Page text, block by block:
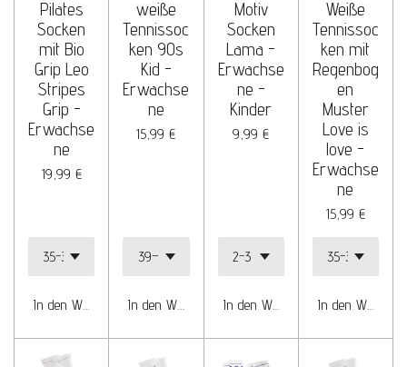
Pilates
Socken
mit Bio
Grip Leo
Stripes
Grip -
Erwachse
ne
19,99 €
In den Warenkorb
weiße
Tennissoc
ken 90s
Kid -
Erwachse
ne
15,99 €
In den Warenkorb
Motiv
Socken
Lama -
Erwachse
ne -
Kinder
9,99 €
In den Warenkorb
Weiße
Tennissoc
ken mit
Regenbog
en
Muster
Love is
love -
Erwachse
ne
15,99 €
In den